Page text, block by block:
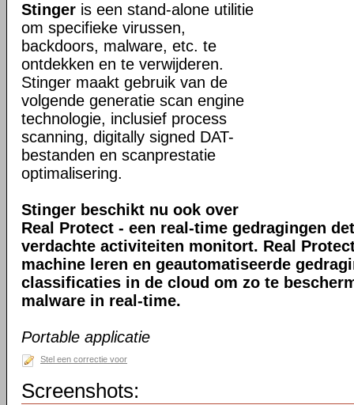
Stinger is een stand-alone utilitie
om specifieke virussen,
backdoors, malware, etc. te
ontdekken en te verwijderen.
Stinger maakt gebruik van de
volgende generatie scan engine
technologie, inclusief process
scanning, digitally signed DAT-
bestanden en scanprestatie
optimalisering.
Stinger beschikt nu ook over
Real Protect - een real-time gedragingen
verdachte activiteiten monitort. Real
machine leren en geautomatiseerde
classificaties in de cloud om zo te
malware in real-time.
Portable applicatie
Stel een correctie voor
Screenshots: